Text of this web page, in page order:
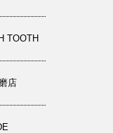
TOOTH
店